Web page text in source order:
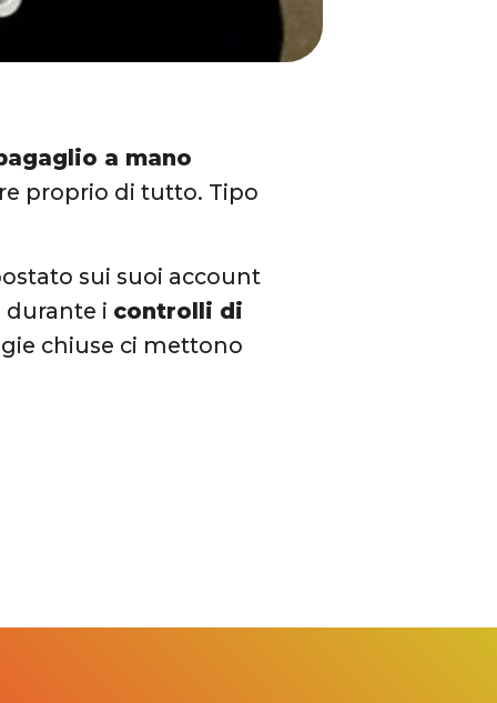
a mano
proprio di tutto. Tipo
sui suoi account
durante i controlli di
chiuse ci mettono